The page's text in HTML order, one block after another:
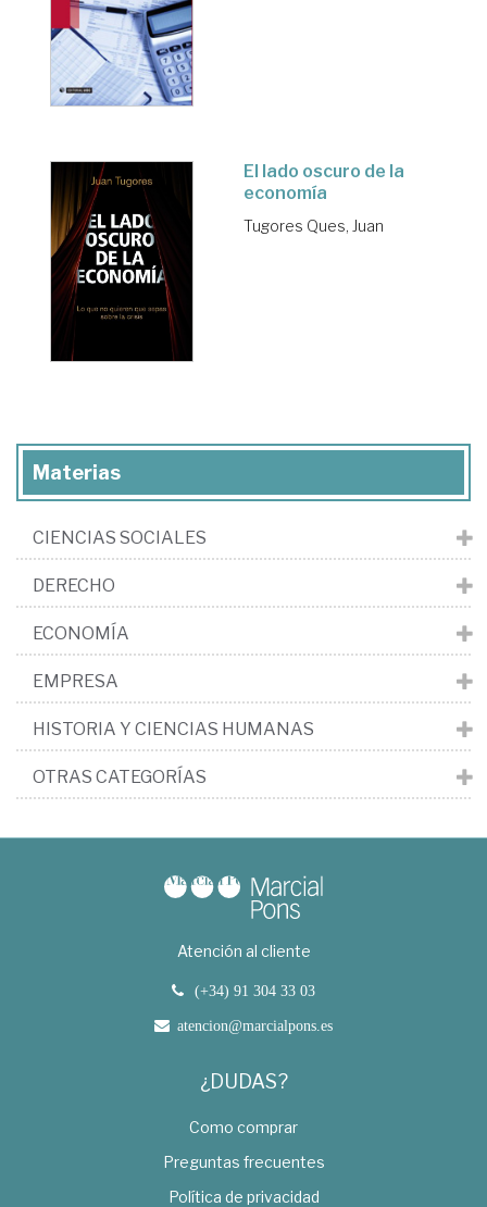
El lado oscuro de la
economía
Tugores Ques, Juan
Materias
CIENCIAS SOCIALES
DERECHO
ECONOMÍA
EMPRESA
HISTORIA Y CIENCIAS HUMANAS
OTRAS CATEGORÍAS
Atención al cliente
(+34) 91 304 33 03
atencion@marcialpons.es
¿DUDAS?
Como comprar
Preguntas frecuentes
Política de privacidad